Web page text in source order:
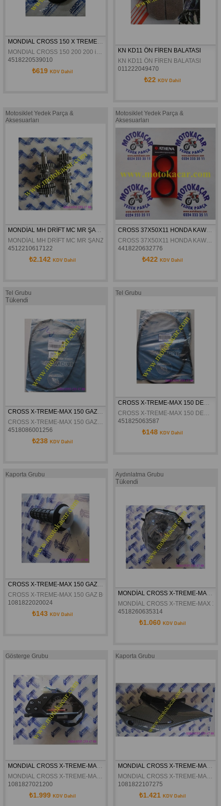
MONDIAL CROSS 150 X TREME - MAX KILOMETRE REDIKTÖRÜ ADABTÖR SIYAH ORJINAL
4518220539010
₺619 KDV Dahil
KN KD11 ÖN FİREN BALATASI
KN KD11 ÖN FİREN BALATASI
011222049470
₺22 KDV Dahil
Motosiklet Yedek Parça &
Aksesuarları
MONDİAL MH DRİFT MC MR ŞANZIMAN DİŞLİ KOMPLE ORJİNAL
MONDİAL MH DRİFT MC MR ŞANZIMAN DİŞLİ KOMPLE ORJİNAL
4512210617122
₺2.142 KDV Dahil
Motosiklet Yedek Parça &
Aksesuarları
CROSS 37X50X11 HONDA KAWASAKI SUZUKI ÖN AMORTISÖR  KEÇESI TAKIM
4418220632776
₺422 KDV Dahil
Tel Grubu
Tükendi
CROSS X-TREME-MAX 150 GAZ TELI ORJINAL
CROSS X-TREME-MAX 150 GAZ TELI ORJINAL
4518086001256
₺238 KDV Dahil
Tel Grubu
451825063587
₺148 KDV Dahil
Kaporta Grubu
CROSS X-TREME-MAX 150 GAZ BORUSU ORJİNAL
CROSS X-TREME-MAX 150 GAZ BORUSU ORJİNAL
1081822020024
₺143 KDV Dahil
Aydınlatma Grubu
Tükendi
MONDİAL CROSS X-TREME-MAX
4518260635314
₺1.060 KDV Dahil
Gösterge Grubu
MONDIAL CROSS X-TREME-MAX 150 KILOMETRE KOMPLE ORJINAL
MONDIAL CROSS X-TREME-MAX 150 KILOMETRE KOMPLE ORJINAL
1081827021200
₺1.999 KDV Dahil
Kaporta Grubu
1081822107275
₺1.421 KDV Dahil